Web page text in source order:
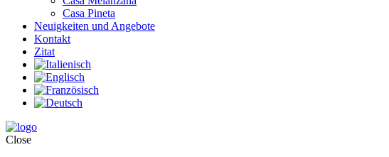
Casa Pineta
Neuigkeiten und Angebote
Kontakt
Zitat
Close